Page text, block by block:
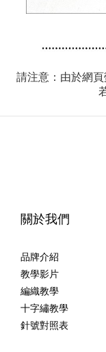
請注意：由於網
關於我們
品牌介紹
教學影片
編織教學
十字繡教學
針號對照表